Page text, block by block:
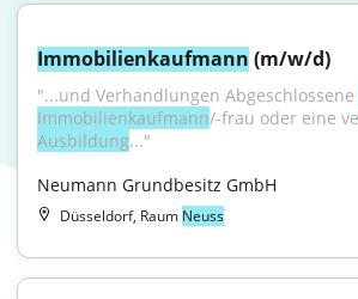
Immobilienkaufmann (m/w/d)
"...und Verhandlungen Abgeschlossene
Immobilienkaufmann
Ausbildung..."
Neumann Grundbesitz GmbH
Düsseldorf, Raum Neuss